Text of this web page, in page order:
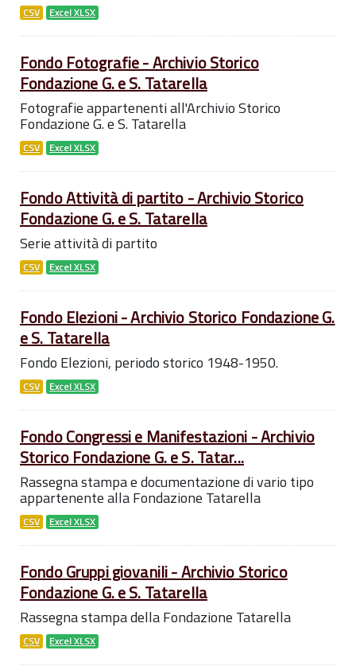
CSV Excel XLSX
Fondo Fotografie - Archivio Storico
Fondazione G. e S. Tatarella
Fotografie appartenenti all'Archivio Storico
Fondazione G. e S. Tatarella
CSV Excel XLSX
Fondo Attività di partito - Archivio Storico
Fondazione G. e S. Tatarella
Serie attività di partito
CSV Excel XLSX
Fondo Elezioni - Archivio Storico Fondazione G.
e S. Tatarella
Fondo Elezioni, periodo storico 1948-1950.
CSV Excel XLSX
Fondo Congressi e Manifestazioni - Archivio
Storico Fondazione G. e S. Tatar...
Rassegna stampa e documentazione di vario tipo
appartenente alla Fondazione Tatarella
CSV Excel XLSX
Fondo Gruppi giovanili - Archivio Storico
Fondazione G. e S. Tatarella
Rassegna stampa della Fondazione Tatarella
CSV Excel XLSX